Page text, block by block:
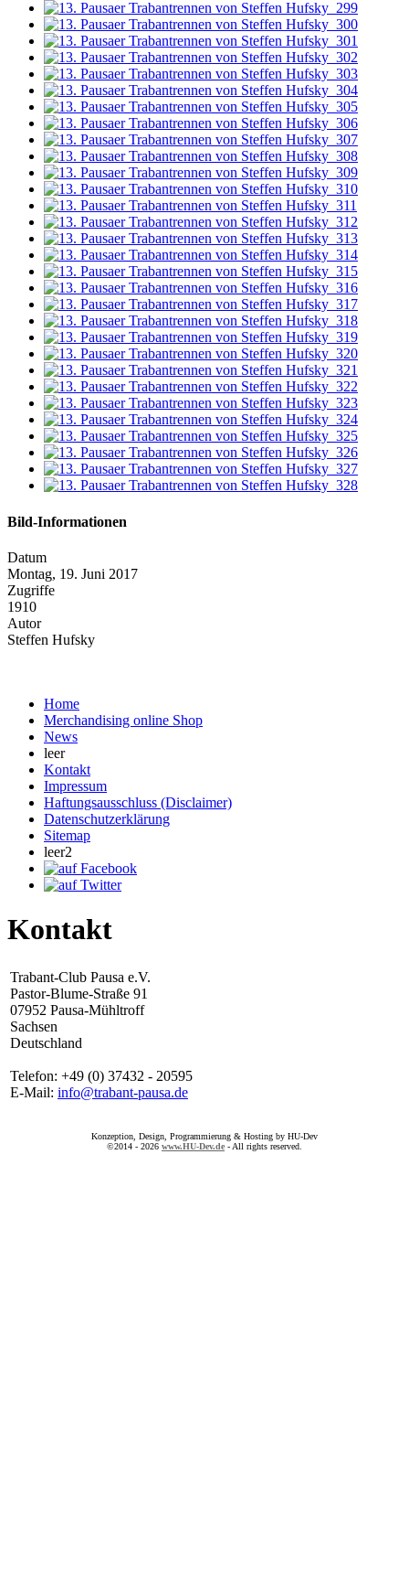
Bild-Informationen
Datum
Montag, 19. Juni 2017
Zugriffe
1910
Autor
Steffen Hufsky
Home
Merchandising online Shop
News
leer
Kontakt
Impressum
Haftungsausschluss (Disclaimer)
Datenschutzerklärung
Sitemap
leer2
Kontakt
Trabant-Club Pausa e.V.
Pastor-Blume-Straße 91
07952 Pausa-Mühltroff
Sachsen
Deutschland
Telefon: +49 (0) 37432 - 20595
E-Mail: info@trabant-pausa.de
Konzeption, Design, Programmierung & Hosting by HU-Dev
©2014 - 2026 www.HU-Dev.de - All rights reserved.